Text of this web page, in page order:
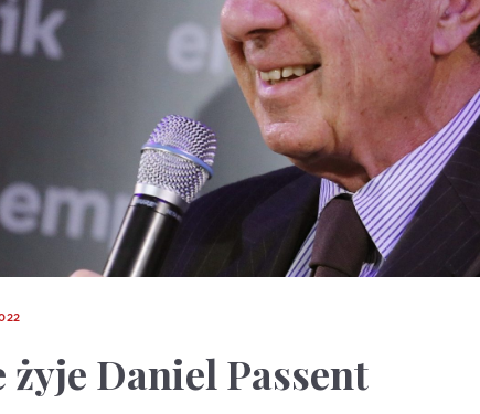
żyje Daniel Passent